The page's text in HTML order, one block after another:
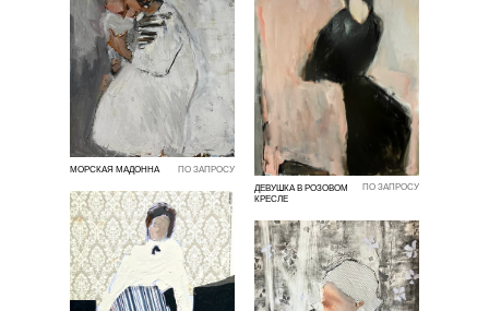
МОРСКАЯ МАДОННА
ДЕВУШКА В РОЗОВОМ
КРЕСЛЕ
ПО ЗАПРОСУ
ПО ЗАПРОСУ